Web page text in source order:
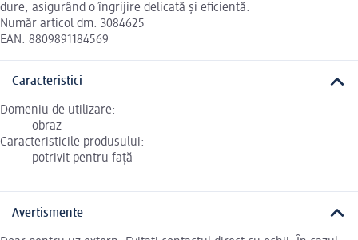
dure, asigurând o îngrijire delicată și eficientă.
Număr articol dm: 3084625
EAN: 8809891184569
Caracteristici
Domeniu de utilizare:
obraz
Caracteristicile produsului:
potrivit pentru față
Avertismente